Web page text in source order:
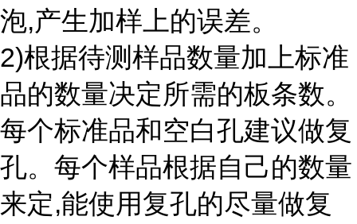
泡,产生加样上的误差。
2)根据待测样品数量加上标准
品的数量决定所需的板条数。
每个标准品和空白孔建议做复
孔。每个样品根据自己的数量
来定,能使用复孔的尽量做复